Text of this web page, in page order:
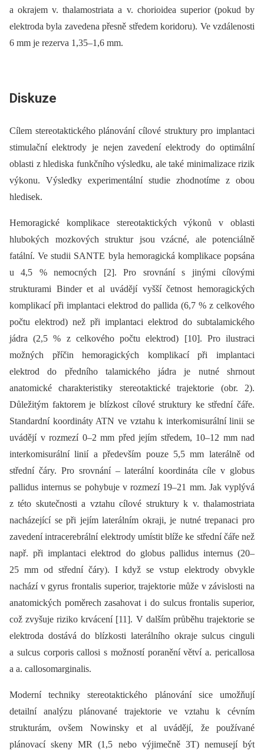
a okrajem v. thalamostriata a v. chorioidea superior (pokud by
elektroda byla zavedena přesně středem koridoru). Ve vzdálenosti
6 mm je rezerva 1,35–1,6 mm.
Diskuze
Cílem stereotaktického plánování cílové struktury pro implantaci
stimulační elektrody je nejen zavedení elektrody do optimální
oblasti z hlediska funkčního výsledku, ale také minimalizace rizik
výkonu. Výsledky experimentální studie zhodnotíme z obou
hledisek.
Hemoragické komplikace stereotaktických výkonů v oblasti
hlubokých mozkových struktur jsou vzácné, ale potenciálně
fatální. Ve studii SANTE byla hemoragická komplikace popsána
u 4,5 % nemocných [2]. Pro srovnání s jinými cílovými
strukturami Binder et al uvádějí vyšší četnost hemoragických
komplikací při implantaci elektrod do pallida (6,7 % z celkového
počtu elektrod) než při implantaci elektrod do subtalamického
jádra (2,5 % z celkového počtu elektrod) [10]. Pro ilustraci
možných příčin hemoragických komplikací při implantaci
elektrod do předního talamického jádra je nutné shrnout
anatomické charakteristiky stereotaktické trajektorie (obr. 2).
Důležitým faktorem je blízkost cílové struktury ke střední čáře.
Standardní koordináty ATN ve vztahu k interkomisurální linii se
uvádějí v rozmezí 0–2 mm před jejím středem, 10–12 mm nad
interkomisurální linií a především pouze 5,5 mm laterálně od
střední čáry. Pro srovnání –⁠ laterální koordináta cíle v globus
pallidus internus se pohybuje v rozmezí 19–21 mm. Jak vyplývá
z této skutečnosti a vztahu cílové struktury k v. thalamostriata
nacházející se při jejím laterálním okraji, je nutné trepanaci pro
zavedení intracerebrální elektrody umístit blíže ke střední čáře než
např. při implantaci elektrod do globus pallidus internus (20–
25 mm od střední čáry). I když se vstup elektrody obvykle
nachází v gyrus frontalis superior, trajektorie může v závislosti na
anatomických poměrech zasahovat i do sulcus frontalis superior,
což zvyšuje riziko krvácení [11]. V dalším průběhu trajektorie se
elektroda dostává do blízkosti laterálního okraje sulcus cinguli
a sulcus corporis callosi s možností poranění větví a. pericallosa
a a. callosomarginalis.
Moderní techniky stereotaktického plánování sice umožňují
detailní analýzu plánované trajektorie ve vztahu k cévním
strukturám, ovšem Nowinsky et al uvádějí, že používané
plánovací skeny MR (1,5 nebo výjimečně 3T) nemusejí být